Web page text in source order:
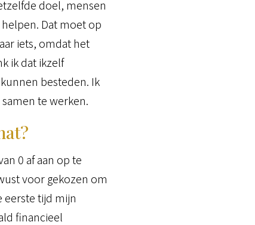
doel, mensen
Dat moet op
iets, omdat het
ik dat ikzelf
besteden. Ik
te werken.
0 af aan op te
voor gekozen om
eerste tijd mijn
financieel